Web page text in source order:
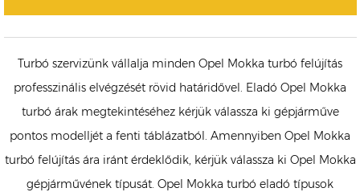
Turbó szervizünk vállalja minden Opel Mokka turbó felújítás
professzinális elvégzését rövid határidővel. Eladó Opel Mokka
turbó árak megtekintéséhez kérjük válassza ki gépjárműve
pontos modelljét a fenti táblázatból. Amennyiben Opel Mokka
turbó felújítás ára iránt érdeklődik, kérjük válassza ki Opel Mokka
gépjárművének típusát. Opel Mokka turbó eladó típusok